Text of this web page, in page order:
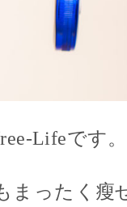
Lifeです。
まったく瘦